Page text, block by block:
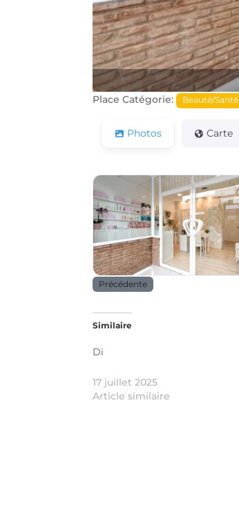
Place Catégorie: Beauté/Santé
Photos Carte
Beauté _ santé
Précédente
Similaire
Di
17 juillet 2025
Article similaire